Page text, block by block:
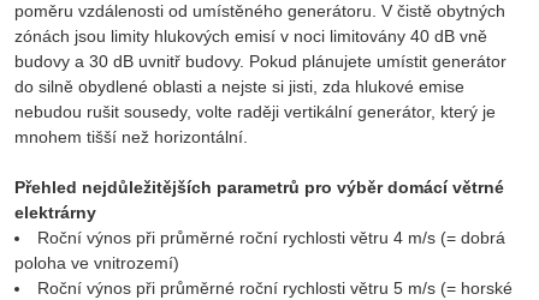
poměru vzdálenosti od umístěného generátoru. V čistě obytných
zónách jsou limity hlukových emisí v noci limitovány 40 dB vně
budovy a 30 dB uvnitř budovy. Pokud plánujete umístit generátor
do silně obydlené oblasti a nejste si jisti, zda hlukové emise
nebudou rušit sousedy, volte raději vertikální generátor, který je
mnohem tišší než horizontální.
Přehled nejdůležitějších parametrů pro výběr domácí větrné
elektrárny
Roční výnos při průměrné roční rychlosti větru 4 m/s (= dobrá
poloha ve vnitrozemí)
Roční výnos při průměrné roční rychlosti větru 5 m/s (= horské